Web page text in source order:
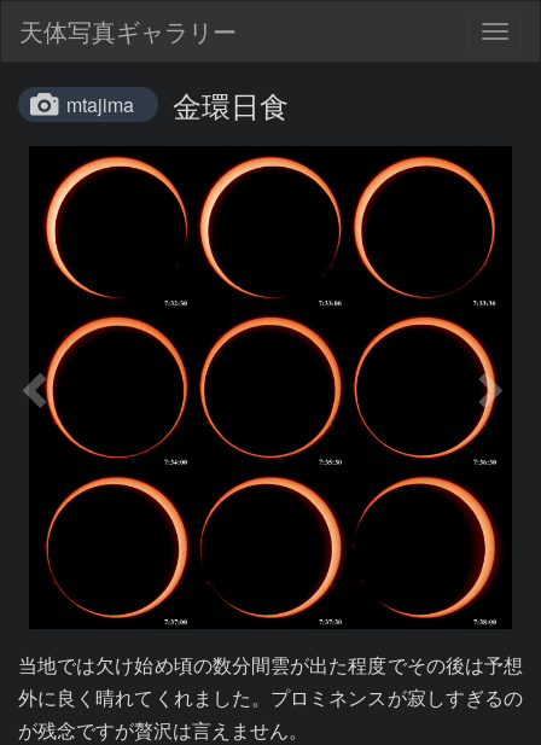
天体写真ギャラリー
mtajima 金環日食
当地では欠け始め頃の数分間雲が出た程度でその後は予想
外に良く晴れてくれました。プロミネンスが寂しすぎるの
が残念ですが贅沢は言えません。